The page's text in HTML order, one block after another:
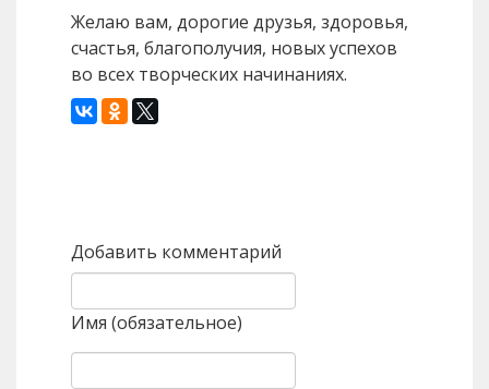
Желаю вам, дорогие друзья, здоровья,
счастья, благополучия, новых успехов
во всех творческих начинаниях.
Добавить комментарий
Имя (обязательное)